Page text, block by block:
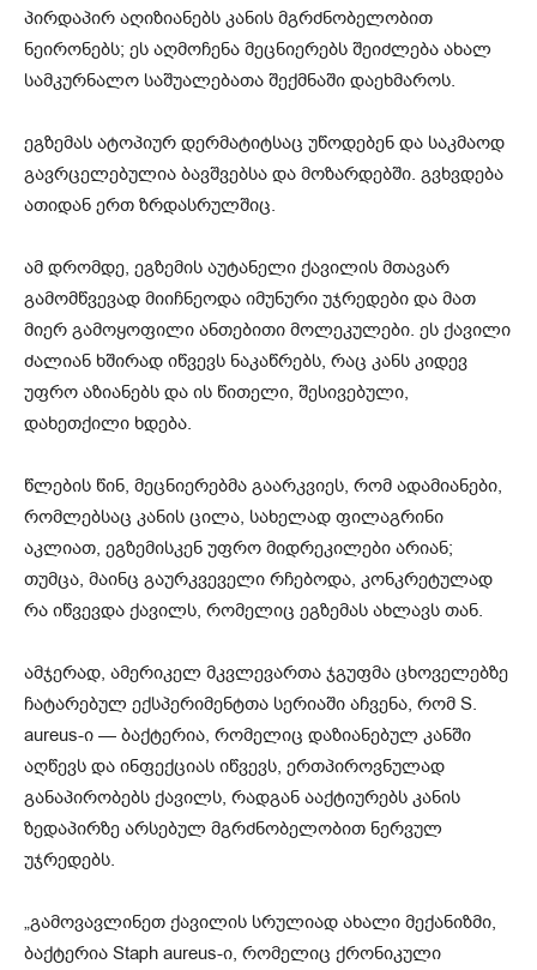
პირდაპირ აღიზიანებს კანის მგრძნობელობით
ნეირონებს; ეს აღმოჩენა მეცნიერებს შეიძლება ახალ
სამკურნალო საშუალებათა შექმნაში დაეხმაროს.
ეგზემას ატოპიურ დერმატიტსაც უწოდებენ და საკმაოდ
გავრცელებულია ბავშვებსა და მოზარდებში. გვხვდება
ათიდან ერთ ზრდასრულშიც.
ამ დრომდე, ეგზემის აუტანელი ქავილის მთავარ
გამომწვევად მიიჩნეოდა იმუნური უჯრედები და მათ
მიერ გამოყოფილი ანთებითი მოლეკულები. ეს ქავილი
ძალიან ხშირად იწვევს ნაკაწრებს, რაც კანს კიდევ
უფრო აზიანებს და ის წითელი, შესივებული,
დახეთქილი ხდება.
წლების წინ, მეცნიერებმა გაარკვიეს, რომ ადამიანები,
რომლებსაც კანის ცილა, სახელად ფილაგრინი
აკლიათ, ეგზემისკენ უფრო მიდრეკილები არიან;
თუმცა, მაინც გაურკვეველი რჩებოდა, კონკრეტულად
რა იწვევდა ქავილს, რომელიც ეგზემას ახლავს თან.
ამჯერად, ამერიკელ მკვლევართა ჯგუფმა ცხოველებზე
ჩატარებულ ექსპერიმენტთა სერიაში აჩვენა, რომ S.
aureus-ი — ბაქტერია, რომელიც დაზიანებულ კანში
აღწევს და ინფექციას იწვევს, ერთპიროვნულად
განაპირობებს ქავილს, რადგან ააქტიურებს კანის
ზედაპირზე არსებულ მგრძნობელობით ნერვულ
უჯრედებს.
„გამოვავლინეთ ქავილის სრულიად ახალი მექანიზმი,
ბაქტერია Staph aureus-ი, რომელიც ქრონიკული